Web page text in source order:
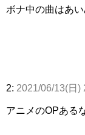
ボナ中の曲はあい
2: 2021/06/13(日)
アニメのOPある